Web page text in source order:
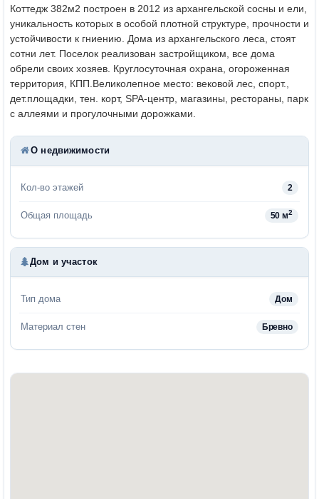
Коттедж 382м2 построен в 2012 из архангельской сосны и ели,
уникальность которых в особой плотной структуре, прочности и
устойчивости к гниению. Дома из архангельского леса, стоят
сотни лет. Поселок реализован застройщиком, все дома
обрели своих хозяев. Круглосуточная охрана, огороженная
территория, КПП.Великолепное место: вековой лес, спорт.,
дет.площадки, тен. корт, SPA-центр, магазины, рестораны, парк
с аллеями и прогулочными дорожками.
О недвижимости
Кол-во этажей 2
Общая площадь 50 м2
Дом и участок
Тип дома Дом
Материал стен Бревно